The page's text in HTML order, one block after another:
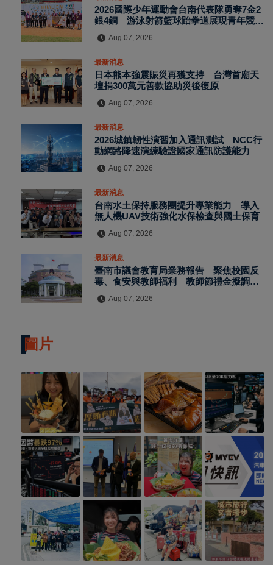
2026國際少年運動會台南代表隊勇奪7金2
銀4銅 游泳射箭籃球跆拳道展現青年競技
Aug 07, 2026
最新消息
日本熊本強震賑災再獲支持 台灣首廟天
壇捐300萬元善款協助災後復原
Aug 07, 2026
最新消息
2026城鎮韌性演習加入通訊測試 NCC行
動網路降速演練驗證國家通訊防護能力
Aug 07, 2026
最新消息
台南水土保持服務團提升專業能力 導入
無人機UAV技術強化水保檢查與國土保育
Aug 07, 2026
最新消息
臺南市議會教育局業務報告 聚焦校園反
毒、食安與教師福利 教師節禮金擬調升
Aug 07, 2026
圖片